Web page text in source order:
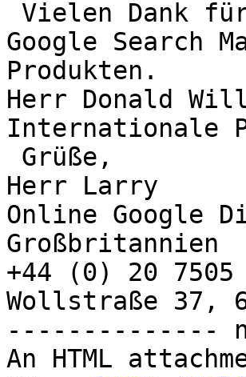
Google Search
Produkten.
Herr Donald
Internationale
Herr Larry
Online Google
Großbritannien
+44 (0) 20 7505
Wollstraße 37,
--------------
An HTML